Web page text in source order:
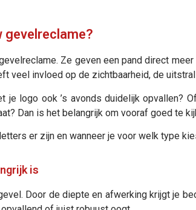
Ze geven een pand direct
veel invloed op de zichtbaarheid, de
je logo ook ’s avonds duidelijk opvallen?
Dan is het belangrijk om vooraf goed te
er zijn en wanneer je voor welk type
is
Door de diepte en afwerking krijgt je